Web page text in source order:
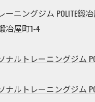
ーニングジム POLITE鍛
冶屋町1-4
ルトレーニングジム
ルトレーニングジム